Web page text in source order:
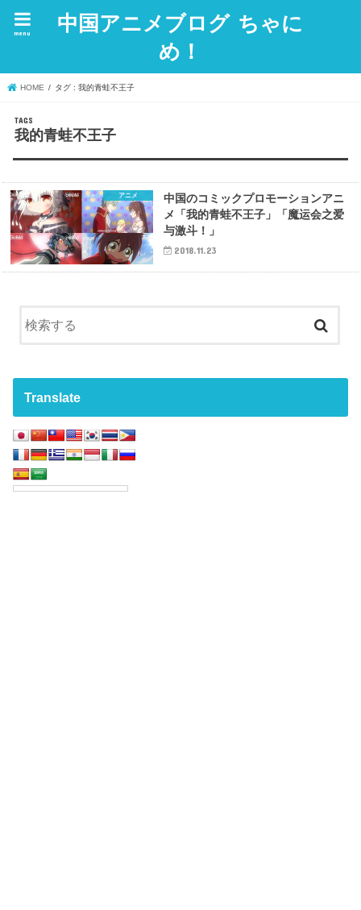
中国アニメブログ ちゃに
め！
menu
HOME タグ : 我的青蛙不王子
我的青蛙不王子
アニメ
中国のコミックプロモーションアニ
メ「我的青蛙不王子」「魔运会之爱
与激斗！」
2018.11.23
Translate